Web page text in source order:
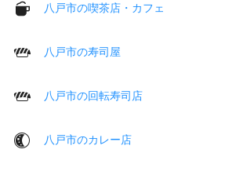
八戸市の喫茶店・カフェ
八戸市の寿司屋
八戸市の回転寿司店
八戸市のカレー店